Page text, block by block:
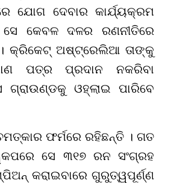
ଯୋଗ ଦେବାର କାର୍ଯ୍ୟକ୍ରମ
କେବଳ ଦଳର ରଣନୀତିରେ
। କ୍ରିକେଟ୍ ଅଷ୍ଟ୍ରେଲିଆ ତାଙ୍କୁ
ପତ୍ର ପ୍ରଦାନ ନକରିବା
ଗ୍ରାଉଣ୍ଡକୁ ଓହ୍ଲାଇ ପାରିବେ
ଫର୍ମରେ ରହିଛନ୍ତି । ଗତ
ସେ ୩୧୭ ରନ ସଂଗ୍ରହ
କରାଇବାରେ ଗୁରୁତ୍ୱପୂର୍ଣ୍ଣ